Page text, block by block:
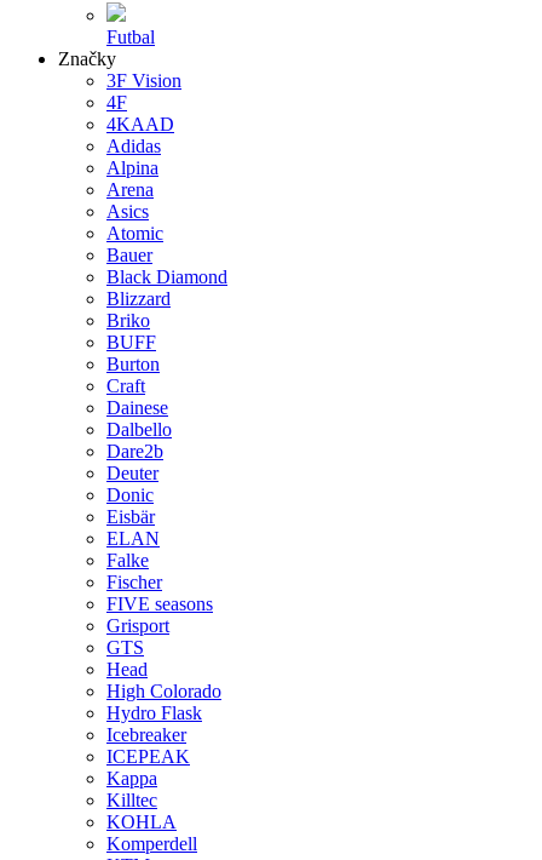
Futbal
Značky
3F Vision
4F
4KAAD
Adidas
Alpina
Arena
Asics
Atomic
Bauer
Black Diamond
Blizzard
Briko
BUFF
Burton
Craft
Dainese
Dalbello
Dare2b
Deuter
Donic
Eisbär
ELAN
Falke
Fischer
FIVE seasons
Grisport
GTS
Head
High Colorado
Hydro Flask
Icebreaker
ICEPEAK
Kappa
Killtec
KOHLA
Komperdell